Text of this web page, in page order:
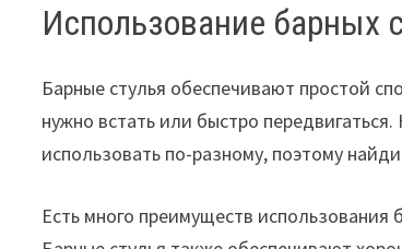
Использование барных
Барные стулья обеспечивают простой
нужно встать или быстро
использовать по-разному, поэтому
Есть много преимуществ